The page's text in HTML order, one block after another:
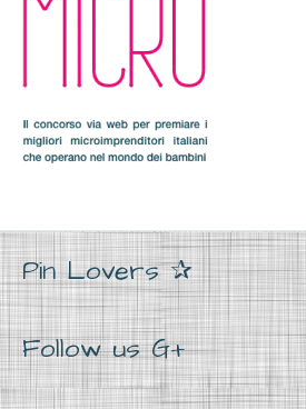
Pin Lovers ✰
Follow us G+